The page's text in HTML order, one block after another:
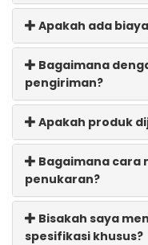
Apakah ada
Bagaimana
pengiriman?
Apakah produk
Bagaimana cara
penukaran?
Bisakah saya
spesifikasi khusus?